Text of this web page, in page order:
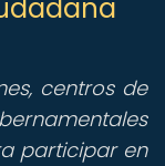
centros de
participar en